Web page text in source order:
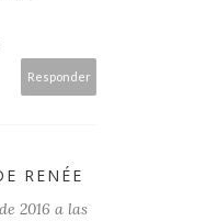
Responder
RENÉE
2016 a las